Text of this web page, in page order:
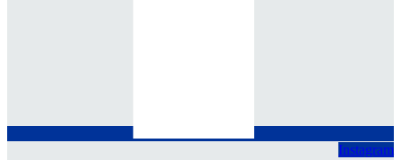
Instagram